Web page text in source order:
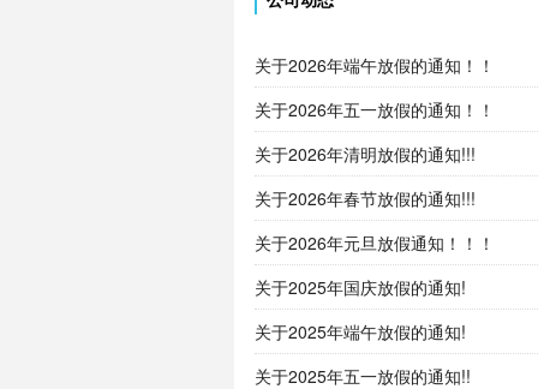
关于2026年端午放假的通知！！
关于2026年五一放假的通知！！
关于2026年清明放假的通知!!!
关于2026年春节放假的通知!!!
关于2026年元旦放假通知！！！
关于2025年国庆放假的通知!
关于2025年端午放假的通知!
关于2025年五一放假的通知!!